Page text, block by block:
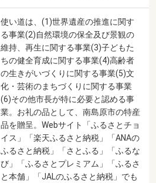
使い道は、(1)世界遺産の推進に関す
る事業(2)自然環境の保全及び景観の
維持、再生に関する事業(3)子どもた
ちの健全育成に関する事業(4)高齢者
の生きがいづくりに関する事業(5)文
化・芸術のまちづくりに関する事業
(6)その他市長が特に必要と認める事
業。お礼の品として、南島原市の特産
品を贈呈。Webサイト「ふるさとチョ
イス」「楽天ふるさと納税」「ANAの
ふるさと納税」「さとふる」「ふるな
び」「ふるさとプレミアム」「ふるさ
と本舗」「JALのふるさと納税」でも